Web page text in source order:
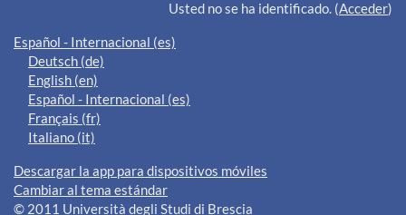
Usted no se ha identificado. (Acceder)
Español - Internacional ‎(es)‎
Deutsch ‎(de)‎
English ‎(en)‎
Español - Internacional ‎(es)‎
Français ‎(fr)‎
Italiano ‎(it)‎
Descargar la app para dispositivos móviles
Cambiar al tema estándar
© 2011 Università degli Studi di Brescia